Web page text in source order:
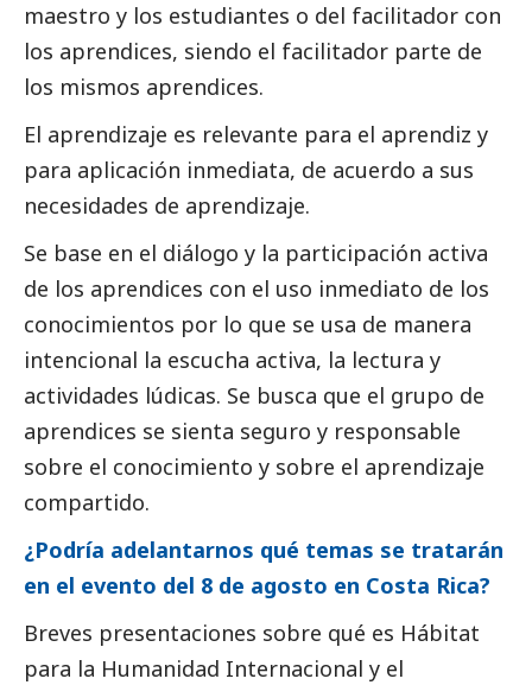
maestro y los estudiantes o del facilitador con
los aprendices, siendo el facilitador parte de
los mismos aprendices.
El aprendizaje es relevante para el aprendiz y
para aplicación inmediata, de acuerdo a sus
necesidades de aprendizaje.
Se base en el diálogo y la participación activa
de los aprendices con el uso inmediato de los
conocimientos por lo que se usa de manera
intencional la escucha activa, la lectura y
actividades lúdicas. Se busca que el grupo de
aprendices se sienta seguro y responsable
sobre el conocimiento y sobre el aprendizaje
compartido.
¿Podría adelantarnos qué temas se tratarán
en el evento del 8 de agosto en Costa Rica?
Breves presentaciones sobre qué es Hábitat
para la Humanidad Internacional y el